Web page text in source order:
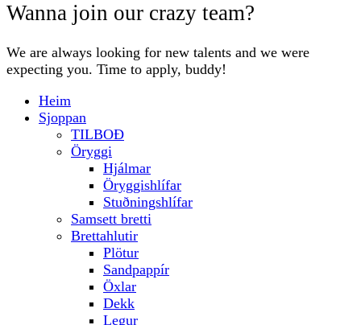
Wanna join our crazy team?
We are always looking for new talents and we were
expecting you. Time to apply, buddy!
Heim
Sjoppan
TILBOÐ
Öryggi
Hjálmar
Öryggishlífar
Stuðningshlífar
Samsett bretti
Brettahlutir
Plötur
Sandpappír
Öxlar
Dekk
Legur